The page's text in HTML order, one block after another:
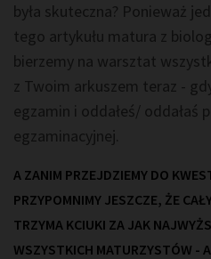
była skuteczna? Ponieważ
tego artykułu matura z
bierzemy na warsztat
z Twoim arkuszem teraz -
egzamin i oddałeś/ oddałaś
egzaminacyjnej.
A ZANIM PRZEJDZIEMY DO
PRZYPOMNIMY JESZCZE, ŻE
TRZYMA KCIUKI ZA JAK
WSZYSTKICH MATURZYSTÓW -